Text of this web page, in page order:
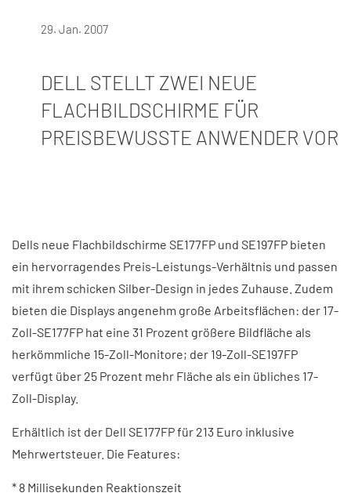
29. Jan. 2007
DELL STELLT ZWEI NEUE
FLACHBILDSCHIRME FÜR
PREISBEWUSSTE ANWENDER VOR
Dells neue Flachbildschirme SE177FP und SE197FP bieten
ein hervorragendes Preis-Leistungs-Verhältnis und passen
mit ihrem schicken Silber-Design in jedes Zuhause. Zudem
bieten die Displays angenehm große Arbeitsflächen: der 17-
Zoll-SE177FP hat eine 31 Prozent größere Bildfläche als
herkömmliche 15-Zoll-Monitore; der 19-Zoll-SE197FP
verfügt über 25 Prozent mehr Fläche als ein übliches 17-
Zoll-Display.
Erhältlich ist der Dell SE177FP für 213 Euro inklusive
Mehrwertsteuer. Die Features:
* 8 Millisekunden Reaktionszeit